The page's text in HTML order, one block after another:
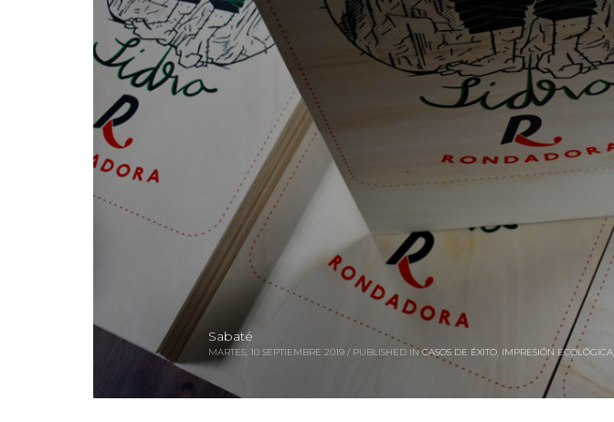
Sabaté
MARTES, 10 SEPTIEMBRE 2019 / PUBLISHED IN CASOS DE ÉXITO, IMPRESIÓN ECOLÓGICA